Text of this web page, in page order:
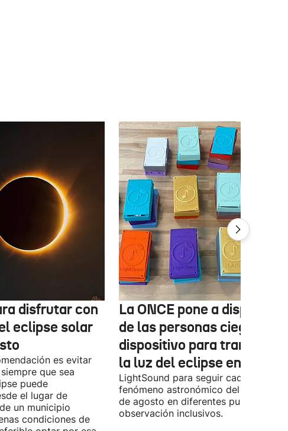
disfrutar con
eclipse solar
es evitar
que sea
puede
el lugar de
un municipio
condiciones de
La ONCE pone a
de las personas ciegas un
dispositivo para
la luz del eclipse en
LightSound para seguir cada fase del
fenómeno astronómico del próximo
de agosto en diferentes puntos de
observación inclusivos.